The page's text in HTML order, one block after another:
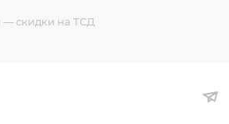
скидки на ТСД